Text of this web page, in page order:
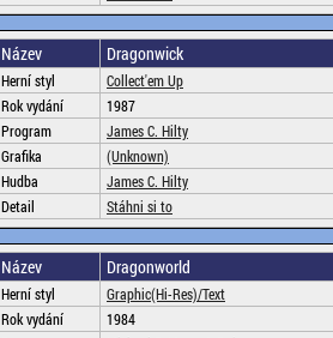
Název Dragonwick
Herní styl
Collect'em Up
Rok vydání
1987
Program
James C. Hilty
Grafika
(Unknown)
Hudba
James C. Hilty
Detail
Stáhni si to
Název Dragonworld
Herní styl
Graphic(Hi-Res)/Text
Rok vydání
1984